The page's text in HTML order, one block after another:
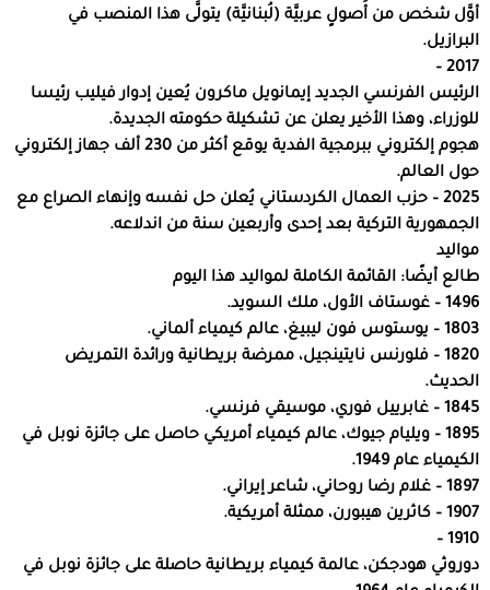
أوَّل شخص من أُصولٍ عربيَّة (لُبنانيَّة) يتولَّى هذا المنصب في
البرازيل.
2017 –
الرئيس الفرنسي الجديد إيمانويل ماكرون يُعين إدوار فيليب رئيسا
للوزراء، وهذا الأخير يعلن عن تشكيلة حكومته الجديدة.
هجوم إلكتروني ببرمجية الفدية يوقع أكثر من 230 ألف جهاز إلكتروني
حول العالم.
2025 – حزب العمال الكردستاني يُعلن حل نفسه وإنهاء الصراع مع
الجمهورية التركية بعد إحدى وأربعين سنة من اندلاعه.
مواليد
طالع أيضًا: القائمة الكاملة لمواليد هذا اليوم
1496 – غوستاف الأول، ملك السويد.
1803 – يوستوس فون ليبيغ، عالم كيمياء ألماني.
1820 – فلورنس نايتينجيل، ممرضة بريطانية ورائدة التمريض
الحديث.
1845 – غابرييل فوري، موسيقي فرنسي.
1895 – ويليام جيوك، عالم كيمياء أمريكي حاصل على جائزة نوبل في
الكيمياء عام 1949.
1897 – غلام رضا روحاني، شاعر إيراني.
1907 – كاثرين هيبورن، ممثلة أمريكية.
1910 –
دوروثي هودجكن، عالمة كيمياء بريطانية حاصلة على جائزة نوبل في